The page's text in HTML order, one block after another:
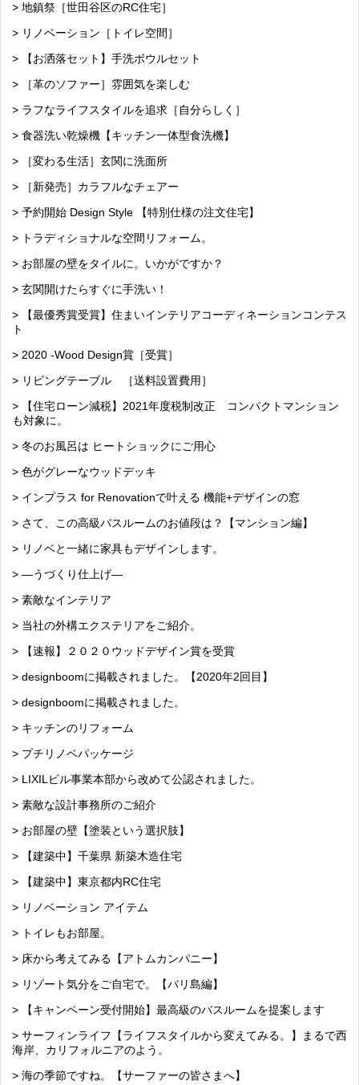
> 地鎮祭［世田谷区のRC住宅］
> リノベーション［トイレ空間］
> 【お洒落セット】手洗ボウルセット
> ［革のソファー］雰囲気を楽しむ
> ラフなライフスタイルを追求［自分らしく］
> 食器洗い乾燥機【キッチン一体型食洗機】
> ［変わる生活］玄関に洗面所
> ［新発売］カラフルなチェアー
> 予約開始 Design Style 【特別仕様の注文住宅】
> トラディショナルな空間リフォーム。
> お部屋の壁をタイルに。いかがですか？
> 玄関開けたらすぐに手洗い！
> 【最優秀賞受賞】住まいインテリアコーディネーションコンテス
ト
> 2020 -Wood Design賞［受賞］
> リビングテーブル ［送料設置費用］
> 【住宅ローン減税】2021年度税制改正 コンパクトマンション
も対象に。
> 冬のお風呂は ヒートショックにご用心
> 色がグレーなウッドデッキ
> インプラス for Renovationで叶える 機能+デザインの窓
> さて、この高級バスルームのお値段は？【マンション編】
> リノベと一緒に家具もデザインします。
> —うづくり仕上げ—
> 素敵なインテリア
> 当社の外構エクステリアをご紹介。
> 【速報】２０２０ウッドデザイン賞を受賞
> designboomに掲載されました。【2020年2回目】
> designboomに掲載されました。
> キッチンのリフォーム
> プチリノベパッケージ
> LIXILビル事業本部から改めて公認されました。
> 素敵な設計事務所のご紹介
> お部屋の壁【塗装という選択肢】
> 【建築中】千葉県 新築木造住宅
> 【建築中】東京都内RC住宅
> リノベーション アイテム
> トイレもお部屋。
> 床から考えてみる【アトムカンパニー】
> リゾート気分をご自宅で。【バリ島編】
> 【キャンペーン受付開始】最高級のバスルームを提案します
> サーフィンライフ【ライフスタイルから変えてみる。】まるで西
海岸、カリフォルニアのよう。
> 海の季節ですね。【サーファーの皆さまへ】